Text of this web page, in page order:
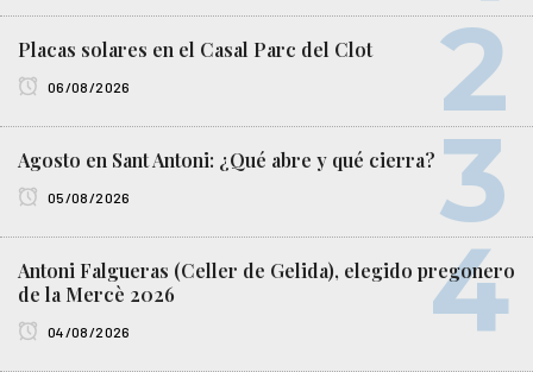
Placas solares en el Casal Parc del Clot
06/08/2026
Agosto en Sant Antoni: ¿Qué abre y qué cierra?
05/08/2026
Antoni Falgueras (Celler de Gelida), elegido pregonero
de la Mercè 2026
04/08/2026